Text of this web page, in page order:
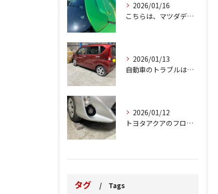
2026/01/16
こちらは、マツダデミオのゲートのルーフスポイラーで、経年劣化...
2026/01/13
自動車のトラブルは、日常生活において避けられない出来事の一つ...
2026/01/12
トヨタアクアのフロントバンパーの右下側を縁石にぶつけてできた...
タグ Tags